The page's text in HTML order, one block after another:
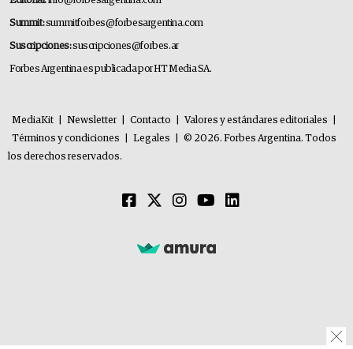
Summit:summitforbes@forbesargentina.com
Suscripciones:suscripciones@forbes.ar
Forbes Argentina es publicada por HT Media SA.
MediaKit Newsletter Contacto Valores y estándares editoriales
Términos y condiciones
Legales
© 2026. Forbes Argentina. Todos
los derechos reservados.